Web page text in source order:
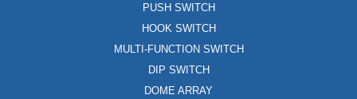
PUSH SWITCH
HOOK SWITCH
MULTI-FUNCTION SWITCH
DIP SWITCH
DOME ARRAY